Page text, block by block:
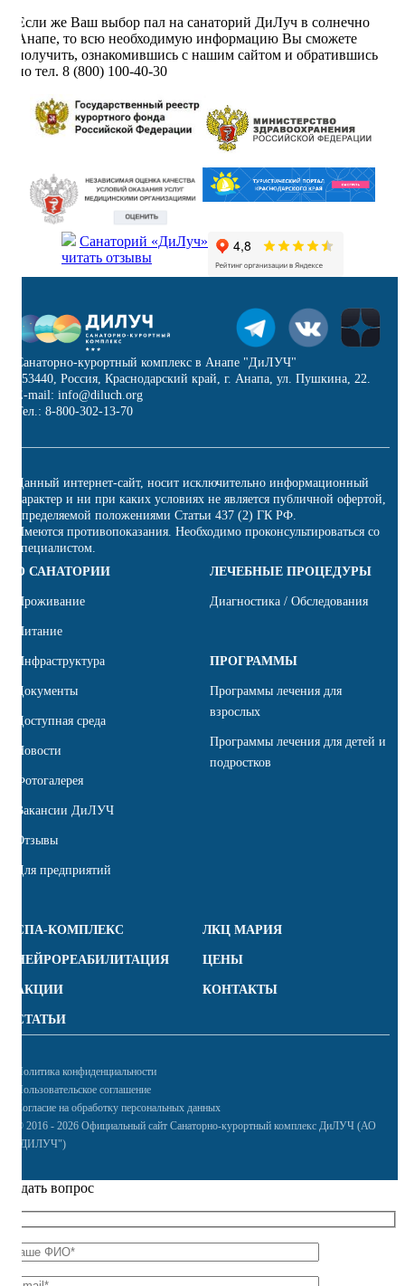
Если же Ваш выбор пал на санаторий ДиЛуч в солнечно
Анапе, то всю необходимую информацию Вы сможете
получить, ознакомившись с нашим сайтом и обратившись
по тел. 8 (800) 100-40-30
Санаторий «ДиЛуч»
читать отзывы
Санаторно-курортный комплекс в Анапе "ДиЛУЧ"
353440, Россия, Краснодарский край, г. Анапа, ул. Пушкина, 22.
E-mail: info@diluch.org
Тел.: 8-800-302-13-70
Данный интернет-сайт, носит исключительно информационный
характер и ни при каких условиях не является публичной офертой,
определяемой положениями Статьи 437 (2) ГК РФ.
Имеются противопоказания. Необходимо проконсультироваться со
специалистом.
О САНАТОРИИ
Проживание
Питание
Инфраструктура
Документы
Доступная среда
Новости
Фотогалерея
Вакансии ДиЛУЧ
Отзывы
Для предприятий
ЛЕЧЕБНЫЕ ПРОЦЕДУРЫ
Диагностика / Обследования
ПРОГРАММЫ
Программы лечения для
взрослых
Программы лечения для детей и
подростков
СПА-КОМПЛЕКС ЛКЦ МАРИЯ
НЕЙРОРЕАБИЛИТАЦИЯ ЦЕНЫ
АКЦИИ КОНТАКТЫ
СТАТЬИ
Политика конфиденциальности
Пользовательское соглашение
Согласие на обработку персональных данных
© 2016 - 2026 Официальный сайт Санаторно-курортный комплекс ДиЛУЧ (АО
"ДИЛУЧ")
Задать вопрос